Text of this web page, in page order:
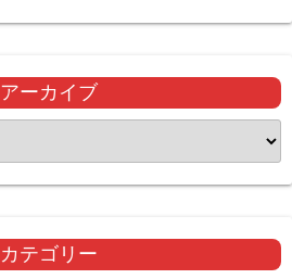
アーカイブ
カテゴリー